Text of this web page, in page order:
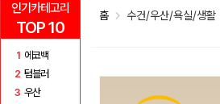
인기카테고리
TOP 10
1 에코백
2 텀블러
3 우산
홈 수건/우산/욕실/생활